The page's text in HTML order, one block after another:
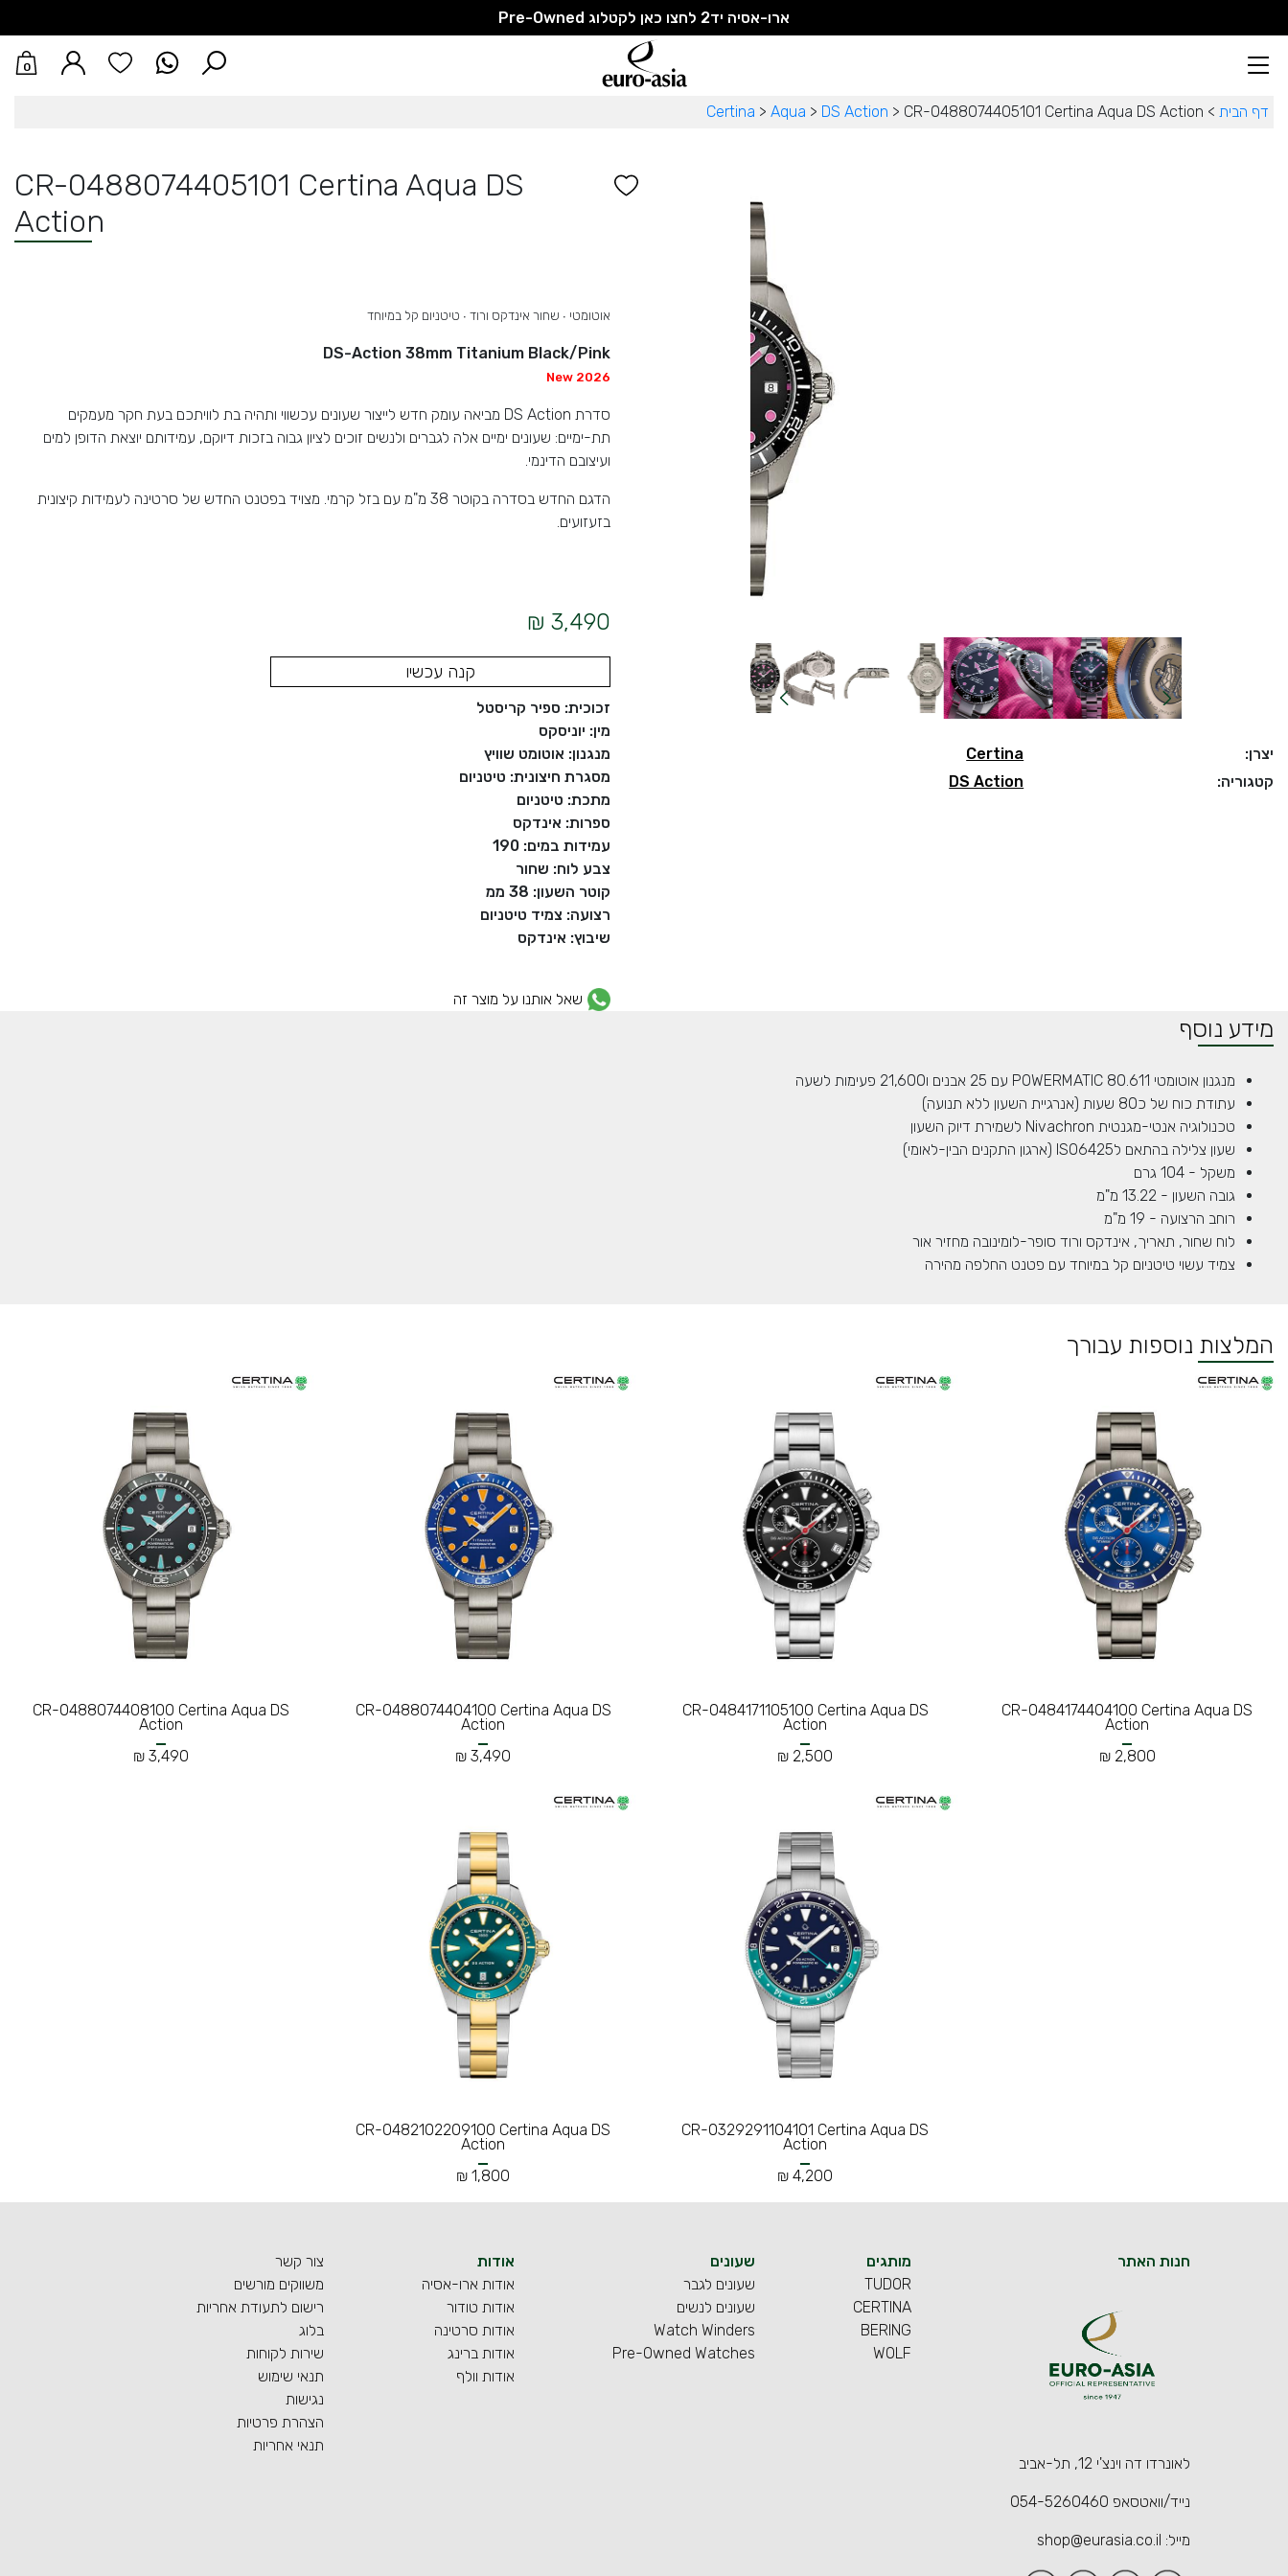
ארו-אסיה יד2 לחצו כאן לקטלוג Pre-Owned
0
דף הבית >
Certina > Aqua > DS Action > CR-0488074405101 Certina Aqua DS Action
יצרן:
Certina
קטגוריה:
DS Action
CR-0488074405101 Certina Aqua DS
Action
אוטומטי ∙ שחור אינדקס ורוד ∙ טיטניום קל במיוחד
DS-Action 38mm Titanium Black/Pink
New 2026
סדרת DS Action מביאה עומק חדש לייצור שעונים עכשווי ותהיה בת לוויתכם בעת חקר מעמקים
תת-ימיים: שעונים ימיים אלה לגברים ולנשים זוכים לציון גבוה בזכות דיוקם, עמידותם יוצאת הדופן למים
ועיצובם הדינמי.
הדגם החדש בסדרה בקוטר 38 מ"מ עם בזל קרמי. מצויד בפטנט החדש של סרטינה לעמידות קיצונית
בזעזועים.
3,490 ₪
קנה עכשיו
זכוכית: ספיר קריסטל
מין: יוניסקס
מנגנון: אוטומט שוויץ
מסגרת חיצונית: טיטניום
מתכת: טיטניום
ספרות: אינדקס
עמידות במים: 190
צבע לוח: שחור
קוטר השעון: 38 ממ
רצועה: צמיד טיטניום
שיבוץ: אינדקס
שאל אותנו על מוצר זה
מידע נוסף
מנגנון אוטומטי POWERMATIC 80.611 עם 25 אבנים ו21,600 פעימות לשעה
עתודת כוח של כ80 שעות (אנרגיית השעון ללא תנועה)
טכנולוגיה אנטי-מגנטית Nivachron לשמירת דיוק השעון
שעון צלילה בהתאם לISO6425 (ארגון התקנים הבין-לאומי)
משקל - 104 גרם
גובה השעון - 13.22 מ"מ
רוחב הרצועה - 19 מ"מ
לוח שחור, תאריך, אינדקס ורוד סופר-לומינובה מחזיר אור
צמיד עשוי טיטניום קל במיוחד עם פטנט החלפה מהירה
המלצות נוספות עבורך
CR-0484174404100 Certina Aqua DS
Action
2,800 ₪
CR-0484171105100 Certina Aqua DS
Action
2,500 ₪
CR-0488074404100 Certina Aqua DS
Action
3,490 ₪
CR-0488074408100 Certina Aqua DS
Action
3,490 ₪
CR-0329291104101 Certina Aqua DS
Action
4,200 ₪
CR-0482102209100 Certina Aqua DS
Action
1,800 ₪
חנות האתר
לאונרדו דה וינצ'י 12, תל-אביב
נייד/וואטסאפ 054-5260460
מייל: shop@eurasia.co.il
מותגים
TUDOR
CERTINA
BERING
WOLF
שעונים
שעונים לגבר
שעונים לנשים
Watch Winders
Pre-Owned Watches
אודות
אודות ארו-אסיה
אודות טודור
אודות סרטינה
אודות ברינג
אודות וולף
צור קשר
משווקים מורשים
רישום לתעודת אחריות
בלוג
שירות לקוחות
תנאי שימוש
נגישות
הצהרת פרטיות
תנאי אחריות